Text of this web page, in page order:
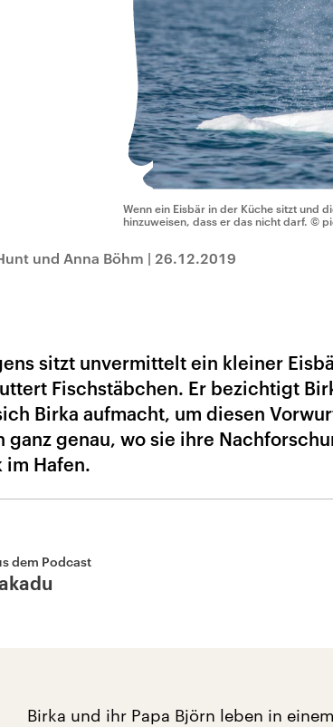
Wenn ein Eisbär in der Küche sitzt und
hinzuweisen, dass er das nicht darf. ©
und Anna Böhm | 26.12.2019
sitzt unvermittelt ein kleiner
Fischstäbchen. Er bezichtigt
Birka aufmacht, um diesen
ganz genau, wo sie ihre
im Hafen.
dem Podcast
Birka und ihr Papa Björn leben in